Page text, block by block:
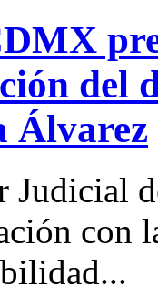
del
Álvarez
Judicial
con